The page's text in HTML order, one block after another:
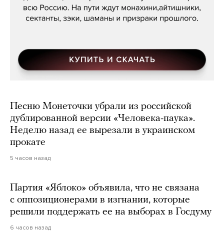
Песню Монеточки убрали из российской
дублированной версии «Человека-паука».
Неделю назад ее вырезали в украинском
прокате
5 часов назад
Партия «Яблоко» объявила, что не связана
с оппозиционерами в изгнании, которые
решили поддержать ее на выборах в Госдуму
6 часов назад